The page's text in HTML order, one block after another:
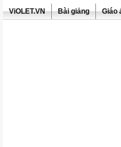
ViOLET.VN Bài giảng Giáo